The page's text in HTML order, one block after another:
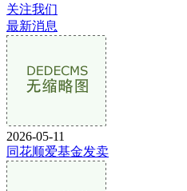
关注我们
最新消息
2026-05-11
同花顺爱基金发卖